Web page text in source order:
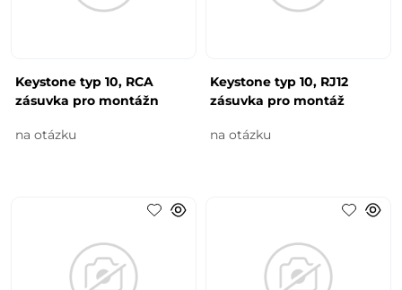
Keystone typ 10, RCA
zásuvka pro montážn
na otázku
Keystone typ 10, RJ12
zásuvka pro montáž
na otázku